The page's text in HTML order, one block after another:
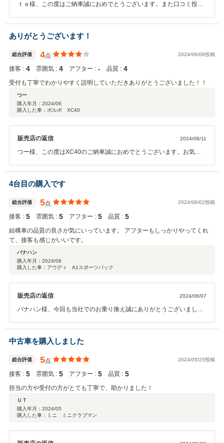
ｔａ様、この度はご納車誠におめでとうございます。また口コミ投稿
ありがとうございます！
総合評価 4点 2024/06/09投稿
接客 : 4 雰囲気 : 4 アフター : ‐ 品質 : 4
受付も丁寧でわかりやすく説明していただきありがとうございました！！
つー
購入年月： 2024/06
購入した車：ボルボ XC40
販売店の返信 2024/06/11
つー様、この度はXC40のご納車誠におめでとうございます。お気に
始まるつー様のカーライフを全力でサポートさせて頂きますので引き
続き宜しくお願い致します。
4台目の購入です
総合評価 5点 2024/06/02投稿
接客 : 5 雰囲気 : 5 アフター : 5 品質 : 5
結構車の品質の良さが気にいっています。 アフターもしっかりやってくれ
て、接客も感じがいいです。
バナハン
購入年月： 2024/06
購入した車：アウディ A1スポーツバック
販売店の返信 2024/06/07
バナハン様、今回も当社でのお乗り換え誠にありがとうございまし
な面でサポートさせて頂きますので末永いお付き合い宜しくお願い致
します。
中古車を購入しました
総合評価 5点 2024/05/25投稿
接客 : 5 雰囲気 : 5 アフター : 5 品質 : 5
担当の方や受付の方がとても丁寧で、助かりました！
ＵＴ
購入年月： 2024/05
購入した車：ミニ ミニクラブマン